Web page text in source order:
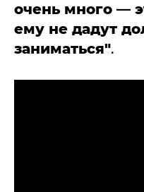
очень много —
ему не дадут
заниматься".